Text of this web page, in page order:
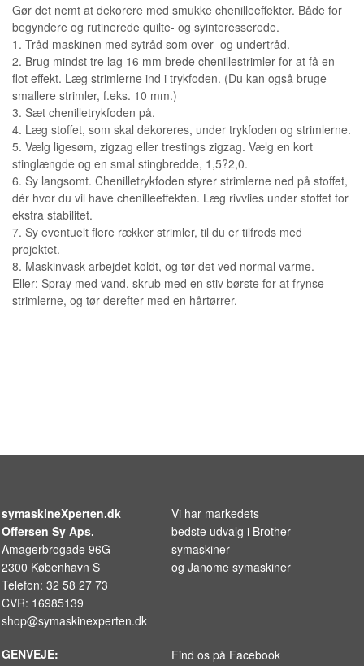
Gør det nemt at dekorere med smukke chenilleeffekter. Både for
begyndere og rutinerede quilte- og syinteresserede.
1. Tråd maskinen med sytråd som over- og undertråd.
2. Brug mindst tre lag 16 mm brede chenillestrimler for at få en
flot effekt. Læg strimlerne ind i trykfoden. (Du kan også bruge
smallere strimler, f.eks. 10 mm.)
3. Sæt chenilletrykfoden på.
4. Læg stoffet, som skal dekoreres, under trykfoden og strimlerne.
5. Vælg ligesøm, zigzag eller trestings zigzag. Vælg en kort
stinglængde og en smal stingbredde, 1,5?2,0.
6. Sy langsomt. Chenilletrykfoden styrer strimlerne ned på stoffet,
dér hvor du vil have chenilleeffekten. Læg rivvlies under stoffet for
ekstra stabilitet.
7. Sy eventuelt flere rækker strimler, til du er tilfreds med
projektet.
8. Maskinvask arbejdet koldt, og tør det ved normal varme.
Eller: Spray med vand, skrub med en stiv børste for at frynse
strimlerne, og tør derefter med en hårtørrer.
symaskineXperten.dk
Offersen Sy Aps.
Amagerbrogade 96G
2300 København S
Telefon: 32 58 27 73
CVR: 16985139
shop@symaskinexperten.dk
Vi har markedets
bedste udvalg i Brother
symaskiner
og Janome symaskiner
GENVEJE:
Find os på Facebook